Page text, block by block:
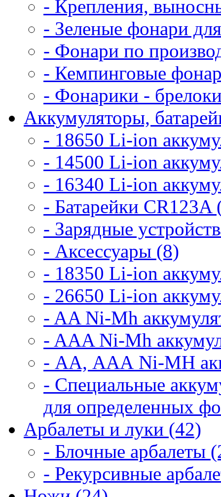
- Крепления,
- Зеленые фонари
- Фонари по
- Кемпинговые
- Фонарики -
Аккумуляторы,
- 18650 Li-ion
- 14500 Li-ion
- 16340 Li-ion
- Батарейки CR123A
- Зарядные
- Аксессуары (8)
- 18350 Li-ion
- 26650 Li-ion
- AA Ni-Mh
- AAA Ni-Mh
- АА, ААА Ni-MH
- Специальные
для определенных
Арбалеты и луки (42)
- Блочные арбалеты
- Рекурсивные